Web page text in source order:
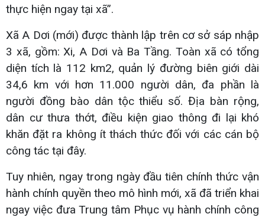
thực hiện ngay tại xã”.
Xã A Dơi (mới) được thành lập trên cơ sở sáp nhập
3 xã, gồm: Xi, A Dơi và Ba Tầng. Toàn xã có tổng
diện tích là 112 km2, quản lý đường biên giới dài
34,6 km với hơn 11.000 người dân, đa phần là
người đồng bào dân tộc thiểu số. Địa bàn rộng,
dân cư thưa thớt, điều kiện giao thông đi lại khó
khăn đặt ra không ít thách thức đối với các cán bộ
công tác tại đây.
Tuy nhiên, ngay trong ngày đầu tiên chính thức vận
hành chính quyền theo mô hình mới, xã đã triển khai
ngay việc đưa Trung tâm Phục vụ hành chính công